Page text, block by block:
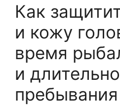
Как
и кожу
время
и